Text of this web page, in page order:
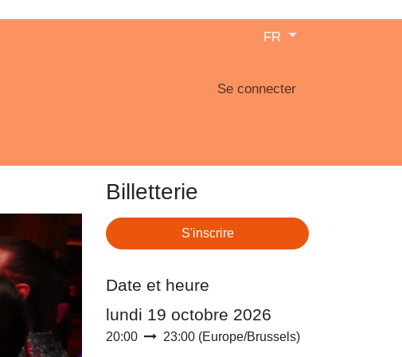
FR
Se connecter
Billetterie
S'inscrire
Date et heure
lundi 19 octobre 2026
20:00 23:00 (Europe/Brussels)